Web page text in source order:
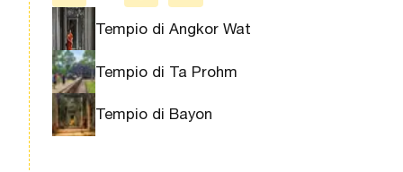
Tempio di Angkor Wat
Tempio di Ta Prohm
Tempio di Bayon